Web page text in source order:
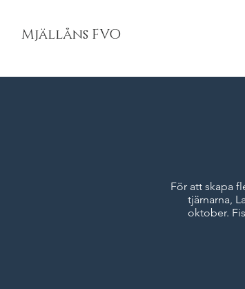
Mjällåns FVO
För att skapa
tjärnarna,
oktober.